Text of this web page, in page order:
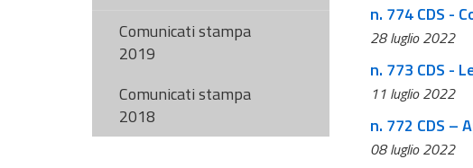
Comunicati stampa
2019
Comunicati stampa
2018
n. 774 CDS -
28 luglio 2022
n. 773 CDS -
11 luglio 2022
n. 772 CDS –
08 luglio 2022